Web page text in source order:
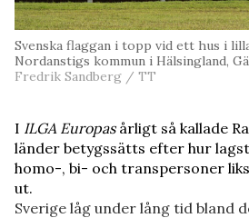
Svenska flaggan i topp vid ett hus i
Nordanstigs kommun i Hälsingland,
Fredrik Sandberg / TT
I ILGA Europasårligt så kallade
länder betygssätts efter hur
homo-, bi- och transpersoner
ut.
Sverige låg under lång tid bland